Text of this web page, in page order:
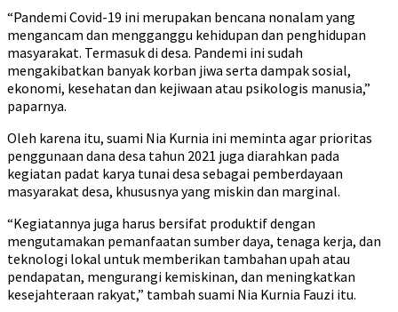
“Pandemi Covid-19 ini merupakan bencana nonalam yang
mengancam dan mengganggu kehidupan dan penghidupan
masyarakat. Termasuk di desa. Pandemi ini sudah
mengakibatkan banyak korban jiwa serta dampak sosial,
ekonomi, kesehatan dan kejiwaan atau psikologis manusia,”
paparnya.
Oleh karena itu, suami Nia Kurnia ini meminta agar prioritas
penggunaan dana desa tahun 2021 juga diarahkan pada
kegiatan padat karya tunai desa sebagai pemberdayaan
masyarakat desa, khususnya yang miskin dan marginal.
“Kegiatannya juga harus bersifat produktif dengan
mengutamakan pemanfaatan sumber daya, tenaga kerja, dan
teknologi lokal untuk memberikan tambahan upah atau
pendapatan, mengurangi kemiskinan, dan meningkatkan
kesejahteraan rakyat,” tambah suami Nia Kurnia Fauzi itu.